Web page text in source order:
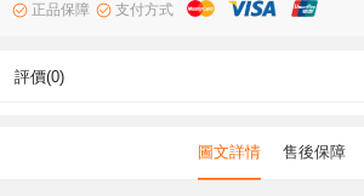
正品保障 支付方式
評價(0)
圖文詳情 售後保障